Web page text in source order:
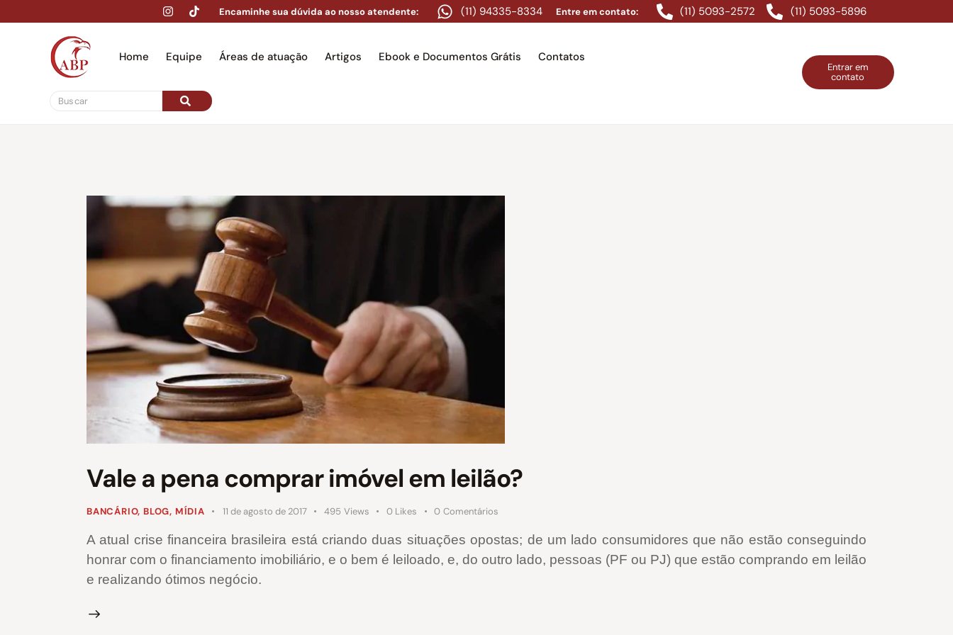
Encaminhe sua dúvida ao nosso atendente: (11) 94335-8334 Entre em contato: (11) 5093-2572 (11) 5093-5896
Home Equipe Áreas de atuação Artigos Ebook e Documentos Grátis Contatos
Entrar em
contato
Vale a pena comprar imóvel em leilão?
BANCÁRIO, BLOG, MÍDIA 11 de agosto de 2017 495 Views 0 Likes 0 Comentários
A atual crise financeira brasileira está criando duas situações opostas; de um lado consumidores que não estão conseguindo
honrar com o financiamento imobiliário, e o bem é leiloado, e, do outro lado, pessoas (PF ou PJ) que estão comprando em leilão
e realizando ótimos negócio.